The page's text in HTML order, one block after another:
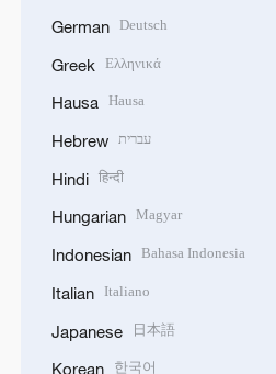
German Deutsch
Greek Ελληνικά
Hausa Hausa
Hebrew עברית
Hindi हिन्दी
Hungarian Magyar
Indonesian Bahasa Indonesia
Italian Italiano
Japanese 日本語
Korean 한국어